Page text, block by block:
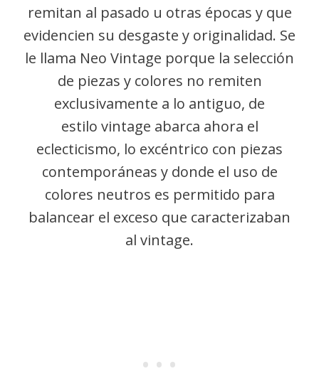
remitan al pasado u otras épocas y que
evidencien su desgaste y originalidad. Se
le llama Neo Vintage porque la selección
de piezas y colores no remiten
exclusivamente a lo antiguo, de
estilo vintage abarca ahora el
eclecticismo, lo excéntrico con piezas
contemporáneas y donde el uso de
colores neutros es permitido para
balancear el exceso que caracterizaban
al vintage.